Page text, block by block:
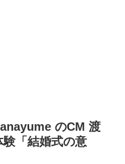
のCM 渡
「結婚式の意